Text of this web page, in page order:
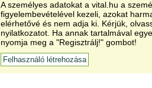
A személyes adatokat a vital.hu a
figyelembevételével kezeli, azokat
elérhetővé és nem adja ki. Kérjük,
nyilatkozatot. Ha annak tartalmával
nyomja meg a "Regisztrálj!" gombot!